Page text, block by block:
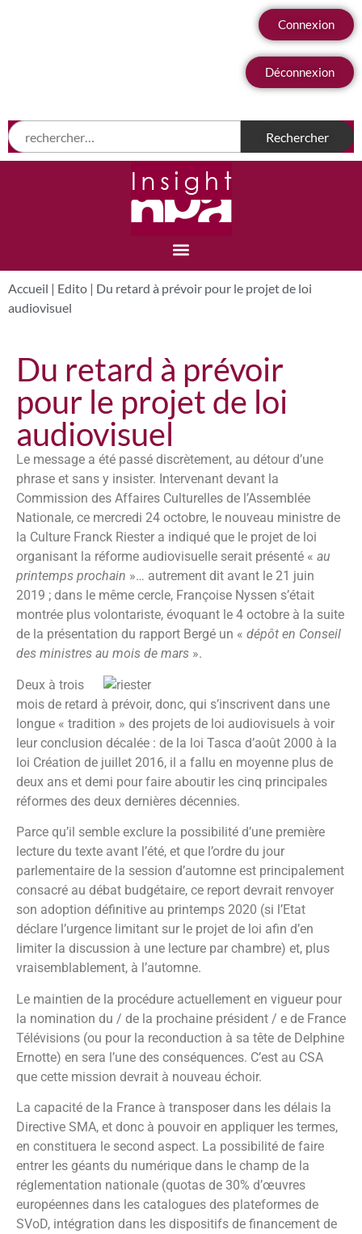
Connexion
Déconnexion
Accueil | Edito | Du retard à prévoir pour le projet de loi
audiovisuel
Du retard à prévoir
pour le projet de loi
audiovisuel
Le message a été passé discrètement, au détour d’une
phrase et sans y insister. Intervenant devant la
Commission des Affaires Culturelles de l’Assemblée
Nationale, ce mercredi 24 octobre, le nouveau ministre de
la Culture Franck Riester a indiqué que le projet de loi
organisant la réforme audiovisuelle serait présenté « au
printemps prochain »… autrement dit avant le 21 juin
2019 ; dans le même cercle, Françoise Nyssen s’était
montrée plus volontariste, évoquant le 4 octobre à la suite
de la présentation du rapport Bergé un « dépôt en Conseil
des ministres au mois de mars ».
Deux à trois
mois de retard à prévoir, donc, qui s’inscrivent dans une
longue « tradition » des projets de loi audiovisuels à voir
leur conclusion décalée : de la loi Tasca d’août 2000 à la
loi Création de juillet 2016, il a fallu en moyenne plus de
deux ans et demi pour faire aboutir les cinq principales
réformes des deux dernières décennies.
Parce qu’il semble exclure la possibilité d’une première
lecture du texte avant l’été, et que l’ordre du jour
parlementaire de la session d’automne est principalement
consacré au débat budgétaire, ce report devrait renvoyer
son adoption définitive au printemps 2020 (si l’Etat
déclare l’urgence limitant sur le projet de loi afin d’en
limiter la discussion à une lecture par chambre) et, plus
vraisemblablement, à l’automne.
Le maintien de la procédure actuellement en vigueur pour
la nomination du / de la prochaine président / e de France
Télévisions (ou pour la reconduction à sa tête de Delphine
Ernotte) en sera l’une des conséquences. C’est au CSA
que cette mission devrait à nouveau échoir.
La capacité de la France à transposer dans les délais la
Directive SMA, et donc à pouvoir en appliquer les termes,
en constituera le second aspect. La possibilité de faire
entrer les géants du numérique dans le champ de la
réglementation nationale (quotas de 30% d’œuvres
européennes dans les catalogues des plateformes de
SVoD, intégration dans les dispositifs de financement de